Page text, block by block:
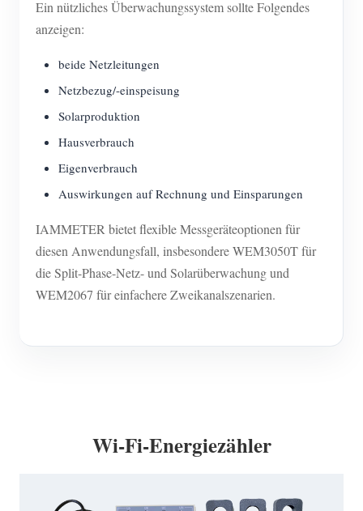
Ein nützliches Überwachungssystem sollte Folgendes
anzeigen:
beide Netzleitungen
Netzbezug/-einspeisung
Solarproduktion
Hausverbrauch
Eigenverbrauch
Auswirkungen auf Rechnung und Einsparungen
IAMMETER bietet flexible Messgeräteoptionen für
diesen Anwendungsfall, insbesondere WEM3050T für
die Split-Phase-Netz- und Solarüberwachung und
WEM2067 für einfachere Zweikanalszenarien.
Wi-Fi-Energiezähler